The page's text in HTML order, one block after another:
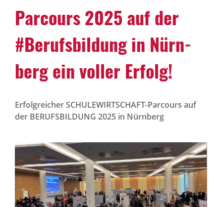
Dialog und Netzwerke
Karriere
News Archiv
Parcours 2025 auf der
#Berufs­bil­dung in Nürn­
berg ein voller Erfolg!
Erfolgreicher SCHULEWIRTSCHAFT-Parcours auf
der BERUFSBILDUNG 2025 in Nürnberg